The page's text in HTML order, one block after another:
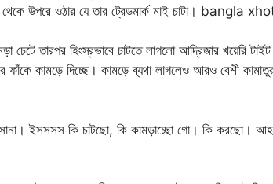
উপরে ওঠার যে তার ট্রেডমার্ক মাই চাটা। bangla
চেটে তারপর হিংস্রভাবে চাটতে লাগলো আদ্রিজার খয়েরি
ফাঁকে কামড়ে দিচ্ছে। কামড়ে ব্যথা লাগলেও আরও বেশী
ইসসসস কি চাটছো, কি কামড়াচ্ছো গো। কি করছো।